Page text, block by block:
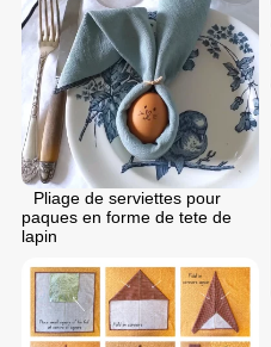
Pliage de serviettes pour
paques en forme de tete de
lapin